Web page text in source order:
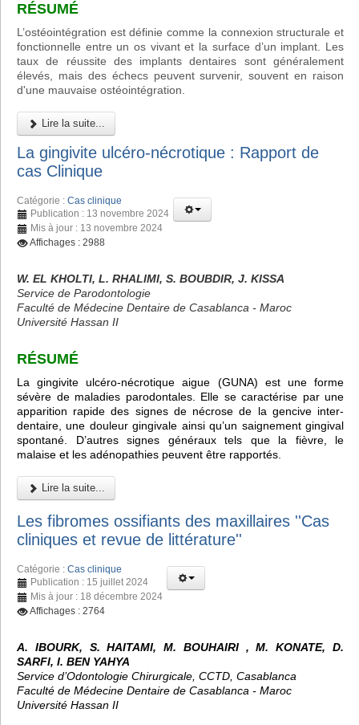
RÉSUMÉ
L’ostéointégration est définie comme la connexion structurale et
fonctionnelle entre un os vivant et la surface d’un implant. Les
taux de réussite des implants dentaires sont généralement
élevés, mais des échecs peuvent survenir, souvent en raison
d'une mauvaise ostéointégration.
Lire la suite...
La gingivite ulcéro-nécrotique : Rapport de
cas Clinique
Catégorie : Cas clinique
Publication : 13 novembre 2024
Mis à jour : 13 novembre 2024
Affichages : 2988
W. EL KHOLTI, L. RHALIMI, S. BOUBDIR, J. KISSA
Service de Parodontologie
Faculté de Médecine Dentaire de Casablanca - Maroc
Université Hassan II
RÉSUMÉ
La gingivite ulcéro-nécrotique aigue (GUNA) est une forme
sévère de maladies parodontales. Elle se caractérise par une
apparition rapide des signes de nécrose de la gencive inter-
dentaire, une douleur gingivale ainsi qu’un saignement gingival
spontané. D’autres signes généraux tels que la fièvre, le
malaise et les adénopathies peuvent être rapportés.
Lire la suite...
Les fibromes ossifiants des maxillaires ''Cas
cliniques et revue de littérature''
Catégorie : Cas clinique
Publication : 15 juillet 2024
Mis à jour : 18 décembre 2024
Affichages : 2764
A. IBOURK, S. HAITAMI, M. BOUHAIRI , M. KONATE, D.
SARFI, I. BEN YAHYA
Service d’Odontologie Chirurgicale, CCTD, Casablanca
Faculté de Médecine Dentaire de Casablanca - Maroc
Université Hassan II